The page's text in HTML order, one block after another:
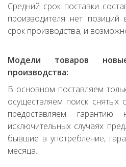
Средний срок поставки
производителя нет
срок производства, и
Модели товаров
производства:
В основном поставляем
осуществляем поиск снятых
предоставляем
исключительных случаях
бывшие в употребление,
месяца.